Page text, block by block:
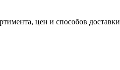
цен и способов доставки